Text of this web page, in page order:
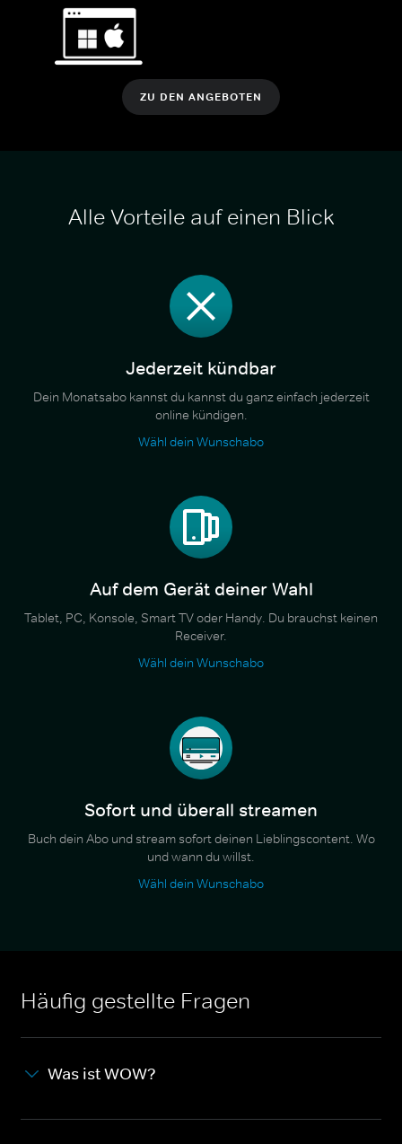
ZU DEN ANGEBOTEN
Alle Vorteile auf einen Blick
Jederzeit kündbar
Dein Monatsabo kannst du kannst du ganz einfach jederzeit
online kündigen.
Wähl dein Wunschabo
Auf dem Gerät deiner Wahl
Tablet, PC, Konsole, Smart TV oder Handy. Du brauchst keinen
Receiver.
Wähl dein Wunschabo
Sofort und überall streamen
Buch dein Abo und stream sofort deinen Lieblingscontent. Wo
und wann du willst.
Wähl dein Wunschabo
Häufig gestellte Fragen
Was ist WOW?